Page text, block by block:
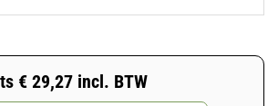
€ 29,27 incl. BTW